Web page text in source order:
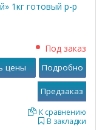
1кг готовый р-р
Под заказ
В закладки
К сравнению
цены Подробно